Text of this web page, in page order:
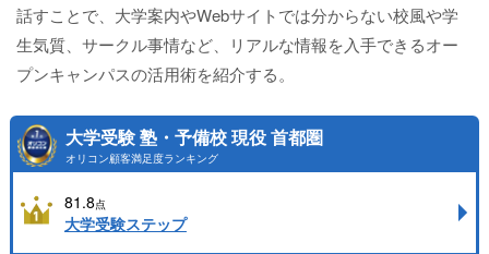
話すことで、大学案内やWebサイトでは分からない校風や学
生気質、サークル事情など、リアルな情報を入手できるオー
プンキャンパスの活用術を紹介する。
大学受験 塾・予備校 現役 首都圏
オリコン顧客満足度ランキング
81.8点
大学受験ステップ